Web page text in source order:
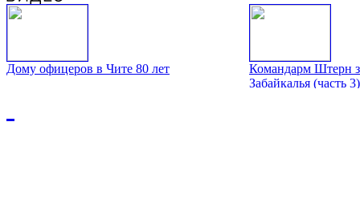
Дому офицеров в Чите 80 лет
Командарм Штерн
Забайкалья (часть 3)